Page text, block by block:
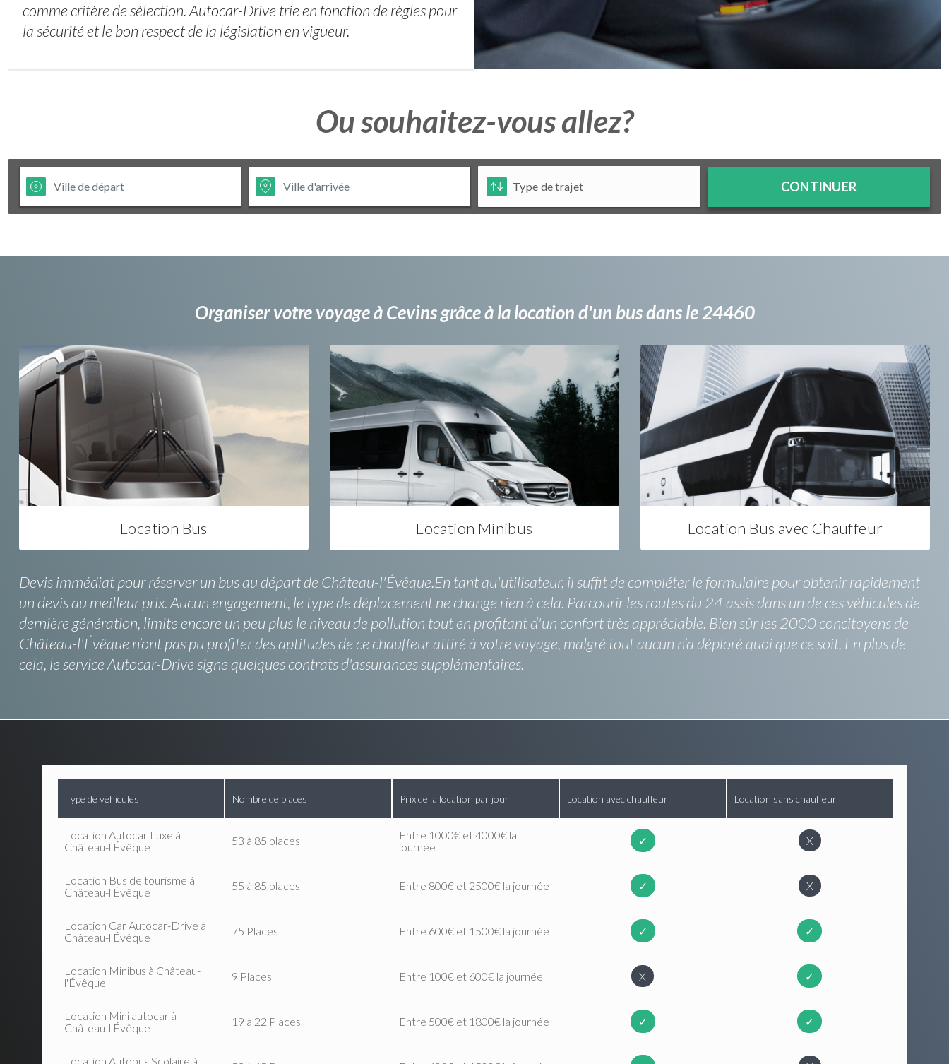
comme critère de sélection. Autocar-Drive trie en fonction de règles pour
la sécurité et le bon respect de la législation en vigueur.
Ou souhaitez-vous allez?
CONTINUER
Organiser votre voyage à Cevins grâce à la location d'un bus dans le 24460
Location Bus Location Minibus Location Bus avec Chauffeur
Devis immédiat pour réserver un bus au départ de Château-l'Évêque.En tant qu'utilisateur, il suffit de compléter le formulaire pour obtenir rapidement
un devis au meilleur prix. Aucun engagement, le type de déplacement ne change rien à cela. Parcourir les routes du 24 assis dans un de ces véhicules de
dernière génération, limite encore un peu plus le niveau de pollution tout en profitant d'un confort très appréciable. Bien sûr les 2000 concitoyens de
Château-l'Évêque n’ont pas pu profiter des aptitudes de ce chauffeur attiré à votre voyage, malgré tout aucun n’a déploré quoi que ce soit. En plus de
cela, le service Autocar-Drive signe quelques contrats d'assurances supplémentaires.
Type de véhicules Nombre de places Prix de la location par jour Location avec chauffeur Location sans chauffeur
Location Autocar Luxe à
Château-l'Évêque
53 à 85 places
Entre 1000€ et 4000€ la
journée
✓ X
Location Bus de tourisme à
Château-l'Évêque
55 à 85 places Entre 800€ et 2500€ la journée ✓ X
Location Car Autocar-Drive à
Château-l'Évêque
75 Places Entre 600€ et 1500€ la journée ✓ ✓
Location Minibus à Château-
l'Évêque
9 Places Entre 100€ et 600€ la journée X ✓
Location Mini autocar à
Château-l'Évêque
19 à 22 Places Entre 500€ et 1800€ la journée ✓ ✓
Location Autobus Scolaire à